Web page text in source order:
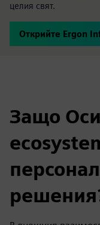
целия свят.
Открийте Ergon
Защо